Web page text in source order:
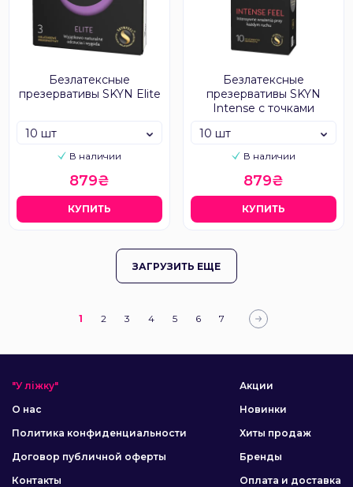
Безлатексные
презервативы SKYN Elite
В наличии
10 шт
879₴
КУПИТЬ
Безлатексные
презервативы SKYN
Intense с точками
В наличии
10 шт
879₴
КУПИТЬ
ЗАГРУЗИТЬ ЕЩЕ
1 2 3 4 5 6 7
"У ліжку"
О нас
Политика конфиденциальности
Договор публичной оферты
Контакты
Акции
Новинки
Хиты продаж
Бренды
Оплата и доставка